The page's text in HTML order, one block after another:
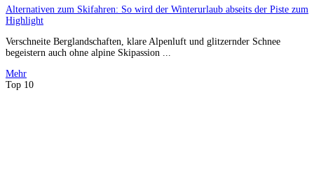
Alternativen zum Skifahren: So wird der Winterurlaub abseits der Piste zum
Highlight
Verschneite Berglandschaften, klare Alpenluft und glitzernder Schnee
begeistern auch ohne alpine Skipassion ...
Mehr
Top 10